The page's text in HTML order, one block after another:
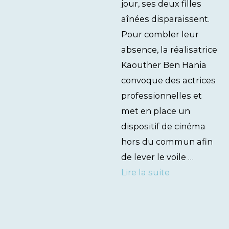
jour, ses deux filles
aînées disparaissent.
Pour combler leur
absence, la réalisatrice
Kaouther Ben Hania
convoque des actrices
professionnelles et
met en place un
dispositif de cinéma
hors du commun afin
de lever le voile …
Lire la suite